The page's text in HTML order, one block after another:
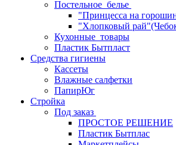
Постельное_белье
"Принцесса на
"Хлопковый
Кухонные_товары
Пластик Бытпласт
Средства гигиены
Кассеты
Влажные салфетки
ПапирЮг
Стройка
Под заказ
ПРОСТОЕ РЕШЕНИЕ
Пластик Бытплас